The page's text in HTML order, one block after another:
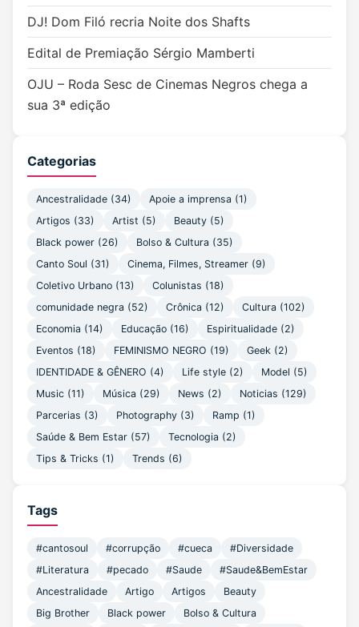
DJ! Dom Filó recria Noite dos Shafts
Edital de Premiação Sérgio Mamberti
OJU – Roda Sesc de Cinemas Negros chega a
sua 3ª edição
Categorias
Ancestralidade (34) Apoie a imprensa (1)
Artigos (33) Artist (5) Beauty (5)
Black power (26) Bolso & Cultura (35)
Canto Soul (31) Cinema, Filmes, Streamer (9)
Coletivo Urbano (13) Colunistas (18)
comunidade negra (52) Crônica (12) Cultura (102)
Economia (14) Educação (16) Espiritualidade (2)
Eventos (18) FEMINISMO NEGRO (19) Geek (2)
IDENTIDADE & GÊNERO (4) Life style (2) Model (5)
Music (11) Música (29) News (2) Noticias (129)
Parcerias (3) Photography (3) Ramp (1)
Saúde & Bem Estar (57) Tecnologia (2)
Tips & Tricks (1) Trends (6)
Tags
#cantosoul #corrupção #cueca
#Diversidade
#Literatura
#pecado #Saude
#Saude&BemEstar
Ancestralidade
Artigo Artigos
Beauty
Big Brother
Black power Bolso & Cultura